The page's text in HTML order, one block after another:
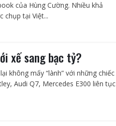
của Hùng Cường. Nhiều khả
chụp tại Việt...
xế sang bạc tỷ?
không mấy “lành” với những chiếc
Audi Q7, Mercedes E300 liên tục